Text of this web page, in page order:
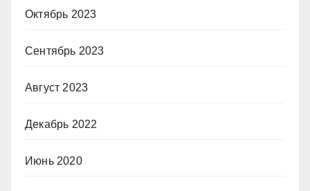
Октябрь 2023
Сентябрь 2023
Август 2023
Декабрь 2022
Июнь 2020